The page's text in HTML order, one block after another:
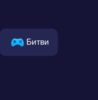
Битви